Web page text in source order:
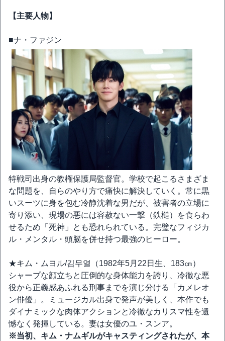
【主要人物】
■ナ・ファジン
特戦司出身の教権保護局監督官。学校で起こるさまざま
な問題を、自らのやり方で痛快に解決していく。常に黒
いスーツに身を包む冷静沈着な男だが、被害者の立場に
寄り添い、現場の悪には容赦ない一撃（鉄槌）を食らわ
せるため「死神」とも恐れられている。完璧なフィジカ
ル・メンタル・頭脳を併せ持つ最強のヒーロー。
★キム・ムヨル/김무열（1982年5月22日生、183㎝）
シャープな顔立ちと圧倒的な身体能力を誇り、冷徹な悪
役から正義感あふれる刑事までを演じ分ける「カメレオ
ン俳優」。ミュージカル出身で発声が美しく、本作でも
ダイナミックな肉体アクションと冷徹なカリスマ性を遺
憾なく発揮している。妻は女優のユ・スンア。
※当初、キム・ナムギルがキャスティングされたが、本